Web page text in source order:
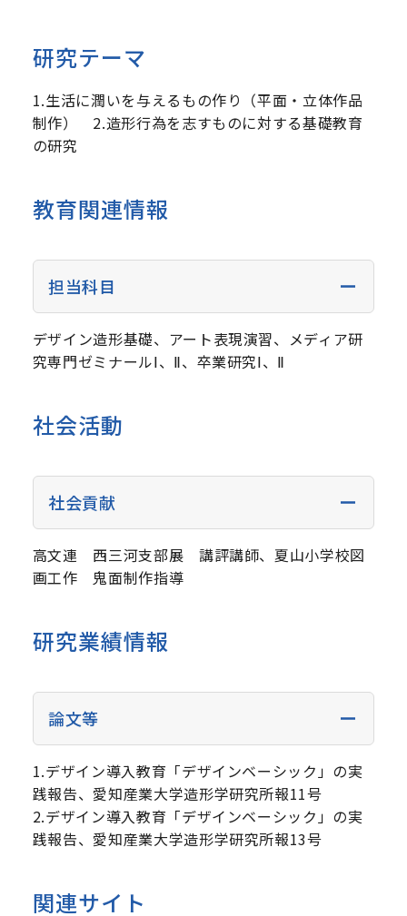
研究テーマ
1.生活に潤いを与えるもの作り（平面・立体作品
制作） 2.造形行為を志すものに対する基礎教育
の研究
教育関連情報
担当科目
デザイン造形基礎、アート表現演習、メディア研
究専門ゼミナールⅠ、Ⅱ、卒業研究Ⅰ、Ⅱ
社会活動
社会貢献
高文連 西三河支部展 講評講師、夏山小学校図
画工作 鬼面制作指導
研究業績情報
論文等
1.デザイン導入教育「デザインベーシック」の実
践報告、愛知産業大学造形学研究所報11号
2.デザイン導入教育「デザインベーシック」の実
践報告、愛知産業大学造形学研究所報13号
関連サイト